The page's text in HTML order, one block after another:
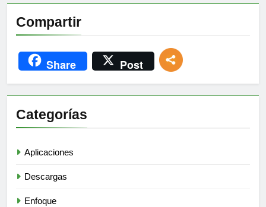
Compartir
Share Post
Categorías
Aplicaciones
Descargas
Enfoque